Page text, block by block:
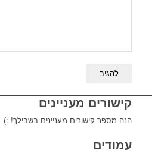
קישורים מעניינים
הנה מספר קישורים מעניינים בשבילך! :)
עמודים